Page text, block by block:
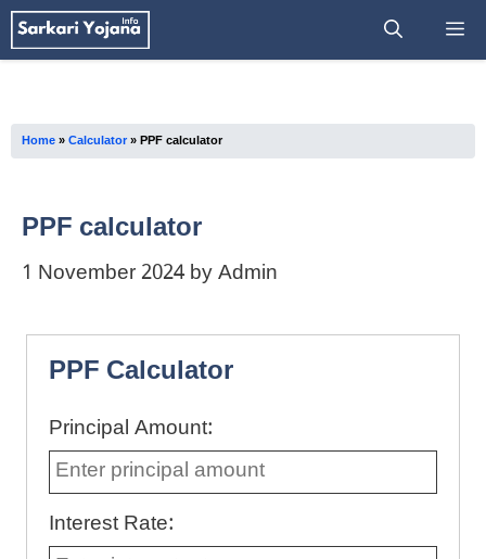
Skip
to
Home » Calculator» PPF calculator
PPF calculator
1 November 2024 by Admin
PPF Calculator
Principal Amount:
Interest Rate: